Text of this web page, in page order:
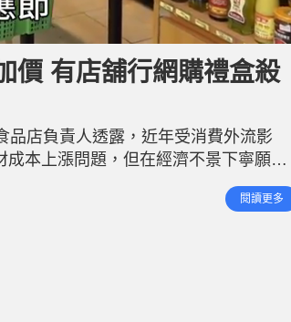
價 有店舖行網購禮盒殺
品店負責人透露，近年受消費外流影
本上漲問題，但在經濟不景下寧願
盒以改善生意。 網購大行其道 行禮盒
銷情尚算不俗，網上訂購較去年再有
閱讀更多